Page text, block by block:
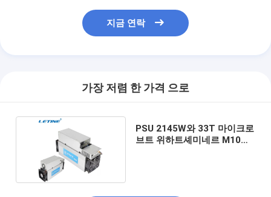
지금 연락
가장 저렴 한 가격 으로
PSU 2145W와 33T 마이크로
브트 위하트셰미네르 M10